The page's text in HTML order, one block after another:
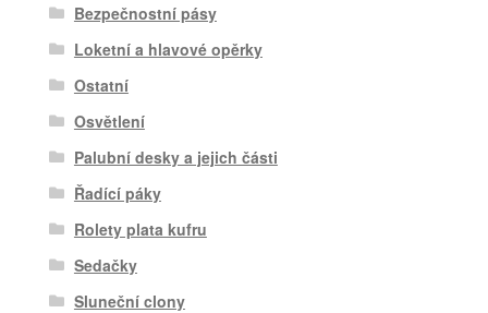
Bezpečnostní pásy
Loketní a hlavové opěrky
Ostatní
Osvětlení
Palubní desky a jejich části
Řadící páky
Rolety plata kufru
Sedačky
Sluneční clony